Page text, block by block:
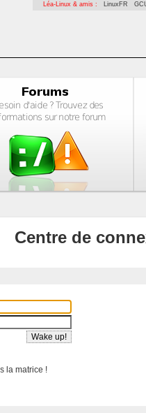
Léa-Linux & amis : LinuxFR
Centre de
la matrice !